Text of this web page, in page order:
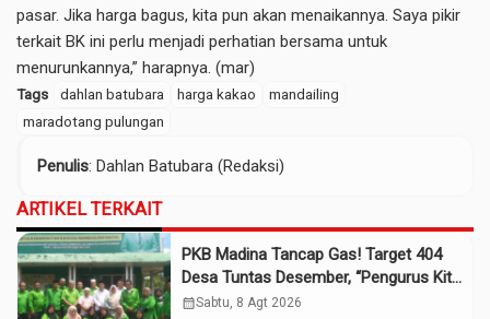
pasar. Jika harga bagus, kita pun akan menaikannya. Saya pikir
terkait BK ini perlu menjadi perhatian bersama untuk
menurunkannya,” harapnya. (mar)
Tags dahlan batubara harga kakao
mandailing
maradotang pulungan
Penulis: Dahlan Batubara (Redaksi)
ARTIKEL TERKAIT
PKB Madina Tancap Gas! Target 404
Desa Tuntas Desember, “Pengurus Kita
Adalah Tokoh”
calendar_monthSabtu, 8 Agt 2026